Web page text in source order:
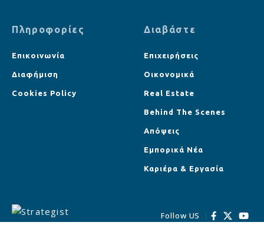
Πληροφορίες
Επικοινωνία
Διαφήμιση
Cookies Policy
Διαβάστε
Επιχειρήσεις
Οικονομικά
Real Estate
Behind The Scenes
Απόψεις
Εμπορικά Νέα
Καριέρα & Εργασία
Follow US